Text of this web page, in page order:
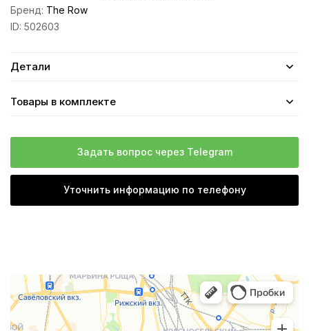
Бренд: The Row
ID: 502603
Детали
Товары в комплекте
Задать вопрос через Telegram
Уточнить информацию по телефону